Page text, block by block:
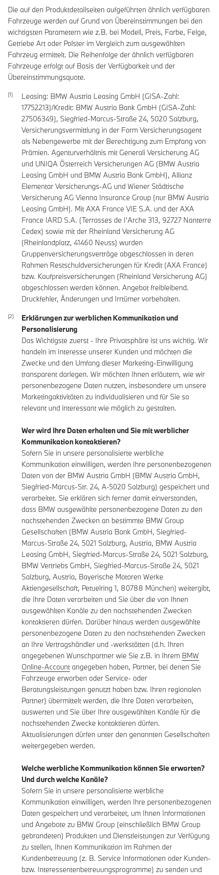
Die auf den Produktdetailseiten aufgeführten ähnlich verfügbaren
Fahrzeuge werden auf Grund von Übereinstimmungen bei den
wichtigsten Parametern wie z.B. bei Modell, Preis, Farbe, Felge,
Getriebe Art oder Polster im Vergleich zum ausgewählten
Fahrzeug ermittelt. Die Reihenfolge der ähnlich verfügbaren
Fahrzeuge erfolgt auf Basis der Verfügbarkeit und der
Übereinstimmungsquote.
Leasing: BMW Austria Leasing GmbH (GISA-Zahl:
17752213)/Kredit: BMW Austria Bank GmbH (GISA-Zahl:
27506349), Siegfried-Marcus-Straße 24, 5020 Salzburg,
Versicherungsvermittlung in der Form Versicherungsagent
als Nebengewerbe mit der Berechtigung zum Empfang von
Prämien. Agenturverhältnis mit Generali Versicherung AG
und UNIQA Österreich Versicherungen AG (BMW Austria
Leasing GmbH und BMW Austria Bank GmbH), Allianz
Elementar Versicherungs-AG und Wiener Städtische
Versicherung AG Vienna Insurance Group (nur BMW Austria
Leasing GmbH). Mit AXA France VIE S.A. und der AXA
France IARD S.A. (Terrasses de I’Arche 313, 92727 Nanterre
Cedex) sowie mit der Rheinland Versicherung AG
(Rheinlandplatz, 41460 Neuss) wurden
Gruppenversicherungsverträge abgeschlossen in deren
Rahmen Restschuldversicherungen für Kredit (AXA France)
bzw. Kaufpreisversicherungen (Rheinland Versicherung AG)
abgeschlossen werden können. Angebot freibleibend.
Druckfehler, Änderungen und Irrtümer vorbehalten.
Erklärungen zur werblichen Kommunikation und
Personalisierung
Das Wichtigste zuerst - Ihre Privatsphäre ist uns wichtig. Wir
handeln im Interesse unserer Kunden und möchten die
Zwecke und den Umfang dieser Marketing-Einwilligung
transparent darlegen. Wir möchten Ihnen erläutern, wie wir
personenbezogene Daten nutzen, insbesondere um unsere
Marketingaktivitäten zu individualisieren und für Sie so
relevant und interessant wie möglich zu gestalten.
Wer wird Ihre Daten erhalten und Sie mit werblicher
Kommunikation kontaktieren?
Sofern Sie in unsere personalisierte werbliche
Kommunikation einwilligen, werden Ihre personenbezogenen
Daten von der BMW Austria GmbH (BMW Austria GmbH,
Siegfried-Marcus-Str. 24, A-5020 Salzburg) gespeichert und
verarbeitet. Sie erklären sich ferner damit einverstanden,
dass BMW ausgewählte personenbezogene Daten zu den
nachstehenden Zwecken an bestimmte BMW Group
Gesellschaften (BMW Austria Bank GmbH, Siegfried-
Marcus-Straße 24, 5021 Salzburg, Austria, BMW Austria
Leasing GmbH, Siegfried-Marcus-Straße 24, 5021 Salzburg,
BMW Vertriebs GmbH, Siegfried-Marcus-Straße 24, 5021
Salzburg, Austria, Bayerische Motoren Werke
Aktiengesellschaft, Petuelring 1, 80788 München) weitergibt,
die Ihre Daten verarbeiten und Sie über die von Ihnen
ausgewählten Kanäle zu den nachstehenden Zwecken
kontaktieren dürfen. Darüber hinaus werden ausgewählte
personenbezogene Daten zu den nachstehenden Zwecken
an Ihre Vertragshändler und -werkstätten (d.h. Ihren
angegebenen Wunschpartner wie Sie z.B. in Ihrem BMW
Online-Accountangegeben haben, Partner, bei denen Sie
Fahrzeuge erworben oder Service- oder
Beratungsleistungen genutzt haben bzw. Ihren regionalen
Partner) übermittelt werden, die Ihre Daten verarbeiten,
auswerten und Sie über Ihre ausgewählten Kanäle für die
nachstehenden Zwecke kontaktieren dürfen.
Aktualisierungen dürfen unter den genannten Gesellschaften
weitergegeben werden.
Welche werbliche Kommunikation können Sie erwarten?
Und durch welche Kanäle?
Sofern Sie in unsere personalisierte werbliche
Kommunikation einwilligen, werden Ihre personenbezogenen
Daten gespeichert und verarbeitet, um Ihnen Informationen
und Angebote zu BMW Group (einschließlich BMW Group
gebrandeten) Produkten und Dienstleistungen zur Verfügung
zu stellen, Ihnen Kommunikation im Rahmen der
Kundenbetreuung (z. B. Service Informationen oder Kunden-
bzw. Interessentenbetreuungsprogramme) zu senden und